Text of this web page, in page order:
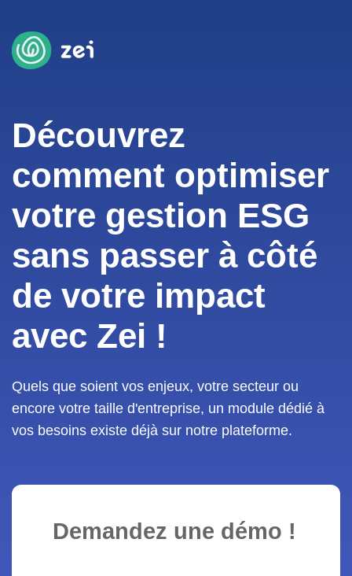
Découvrez
comment optimiser
votre gestion ESG
sans passer à côté
de votre impact
avec Zei !
Quels que soient vos enjeux, votre secteur ou
encore votre taille d'entreprise, un module dédié à
vos besoins existe déjà sur notre plateforme.
Demandez une démo !